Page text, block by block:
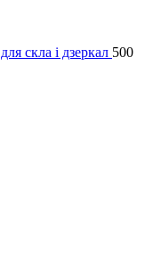
скла і дзеркал 500